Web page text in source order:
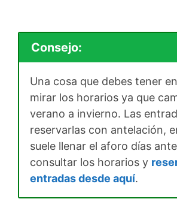
Consejo:
Una cosa que debes tener
mirar los horarios ya que
verano a invierno. Las
reservarlas con antelación,
suele llenar el aforo días
consultar los horarios y
entradas desde aquí.